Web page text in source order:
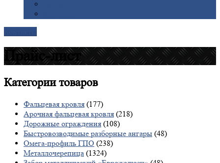
Прайс-лист
Категориитоваров
Фальцевая кровля (177)
Арочная фальцевая кровля (218)
Дорожные ограждения (108)
Быстровозводимые разборные ангары (48)
Омега-профиль ГПО (238)
Металлочерепица (1324)